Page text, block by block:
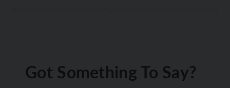
Got Something To Say?